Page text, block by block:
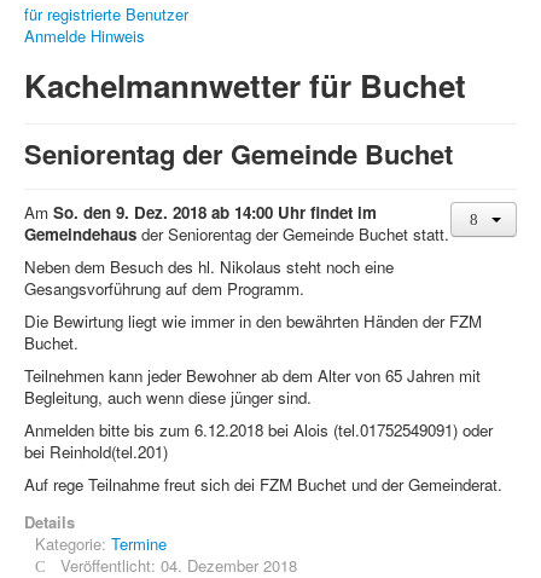
für registrierte Benutzer
Anmelde Hinweis
Kachelmannwetter für Buchet
Seniorentag der Gemeinde Buchet
Am So. den 9. Dez. 2018 ab 14:00 Uhr findet im
Gemeindehaus der Seniorentag der Gemeinde Buchet statt.
Neben dem Besuch des hl. Nikolaus steht noch eine
Gesangsvorführung auf dem Programm.
Die Bewirtung liegt wie immer in den bewährten Händen der FZM
Buchet.
Teilnehmen kann jeder Bewohner ab dem Alter von 65 Jahren mit
Begleitung, auch wenn diese jünger sind.
Anmelden bitte bis zum 6.12.2018 bei Alois (tel.01752549091) oder
bei Reinhold(tel.201)
Auf rege Teilnahme freut sich dei FZM Buchet und der Gemeinderat.
Details
Kategorie: Termine
Veröffentlicht: 04. Dezember 2018